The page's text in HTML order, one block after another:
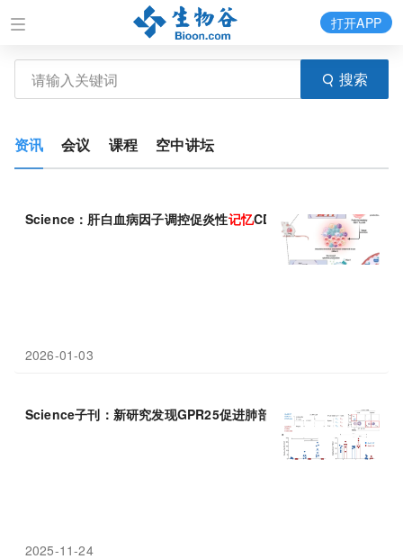
搜索
打开APP
资讯 会议 课程 空中讲坛
Science：肝白血病因子调控促炎性记忆CD4+T 细胞的组织驻留
2026-01-03
Science子刊：新研究发现GPR25促进肺部和肝组织 驻留 记忆CD8
2025-11-24